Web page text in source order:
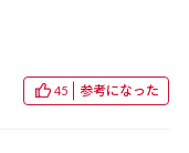
45 参考になった